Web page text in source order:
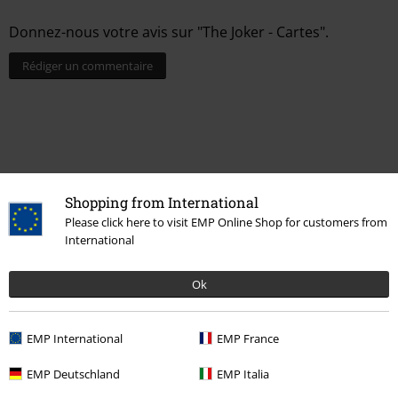
Shopping from International
Please click here to visit EMP Online Shop for customers from
International
Ok
EMP International EMP France
EMP Deutschland EMP Italia
Donnez-nous votre avis sur "The Joker - Cartes".
Rédiger un commentaire
Plus de catégories. Plus d'options.
Thèmes Vêtements noirs T-shirts noirs
Vêtements T-Shirts & Tops T-Shirts